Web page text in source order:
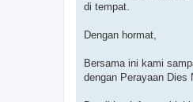
di tempat.
Dengan hormat,
Bersama ini kami
dengan Perayaan Dies